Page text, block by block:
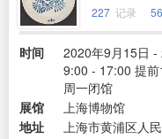
227 记录
时间
2020年9月15日 -
9:00 - 17:00 提
周一闭馆
展馆
上海博物馆
地址
上海市黄浦区人